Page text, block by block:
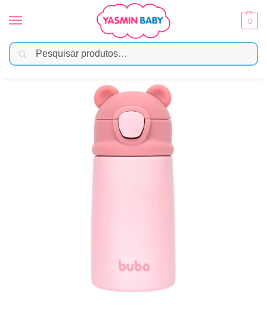
0
Início Alimentação / Copos e Garrafas